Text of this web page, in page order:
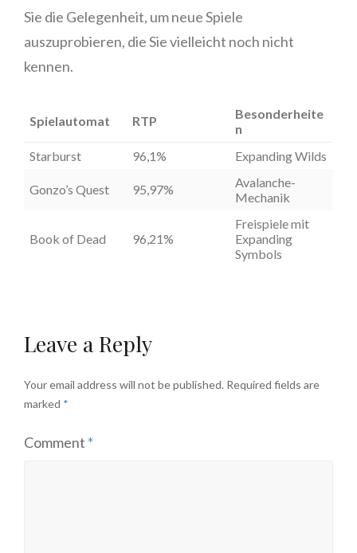
Sie die Gelegenheit, um neue Spiele
auszuprobieren, die Sie vielleicht noch nicht
kennen.
Spielautomat RTP
Besonderheite
n
Starburst
96,1% Expanding Wilds
Gonzo’s Quest 95,97%
Avalanche-
Mechanik
Book of Dead 96,21%
Freispiele mit
Expanding
Symbols
Leave a Reply
Your email address will not be published. Required fields are
marked *
Comment *